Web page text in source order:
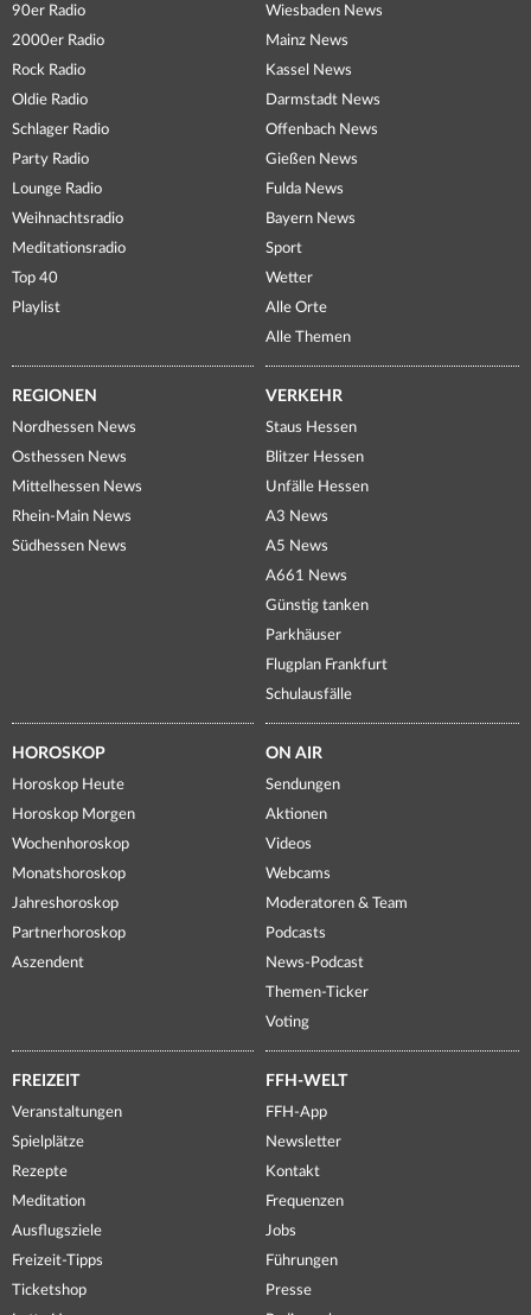
90er Radio
2000er Radio
Rock Radio
Oldie Radio
Schlager Radio
Party Radio
Lounge Radio
Weihnachtsradio
Meditationsradio
Top 40
Playlist
Wiesbaden News
Mainz News
Kassel News
Darmstadt News
Offenbach News
Gießen News
Fulda News
Bayern News
Sport
Wetter
Alle Orte
Alle Themen
REGIONEN
Nordhessen News
Osthessen News
Mittelhessen News
Rhein-Main News
Südhessen News
VERKEHR
Staus Hessen
Blitzer Hessen
Unfälle Hessen
A3 News
A5 News
A661 News
Günstig tanken
Parkhäuser
Flugplan Frankfurt
Schulausfälle
HOROSKOP
Horoskop Heute
Horoskop Morgen
Wochenhoroskop
Monatshoroskop
Jahreshoroskop
Partnerhoroskop
Aszendent
ON AIR
Sendungen
Aktionen
Videos
Webcams
Moderatoren & Team
Podcasts
News-Podcast
Themen-Ticker
Voting
FREIZEIT
Veranstaltungen
Spielplätze
Rezepte
Meditation
Ausflugsziele
Freizeit-Tipps
Ticketshop
FFH-WELT
FFH-App
Newsletter
Kontakt
Frequenzen
Jobs
Führungen
Presse